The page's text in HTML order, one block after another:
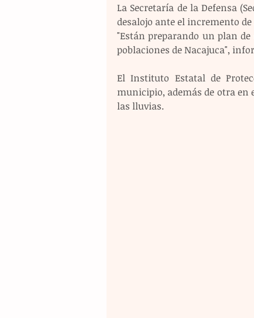
La Secretaría de la Defensa
desalojo ante el incremento
"Están preparando un plan
poblaciones de Nacajuca",
El Instituto Estatal de
municipio, además de otra en
las lluvias.